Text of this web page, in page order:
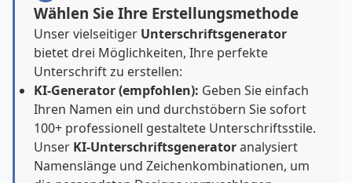
Wählen Sie Ihre Erstellungsmethode
Unser vielseitiger Unterschriftsgenerator
bietet drei Möglichkeiten, Ihre perfekte
Unterschrift zu erstellen:
KI-Generator (empfohlen): Geben Sie einfach
Ihren Namen ein und durchstöbern Sie sofort
100+ professionell gestaltete Unterschriftsstile.
Unser KI-Unterschriftsgeneratoranalysiert
Namenslänge und Zeichenkombinationen, um